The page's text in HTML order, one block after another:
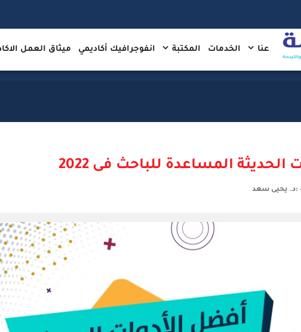
عنا الخدمات المكتبة انفوجرافيك أكاديمي ميثاق العمل
المساعدة للباحث فى 2022
:د. يحيى سعد